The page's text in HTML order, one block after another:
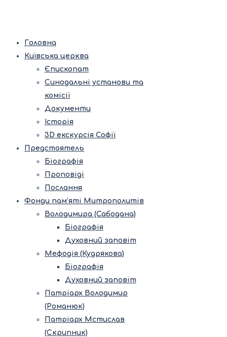
Головна
Київська церква
Єпископат
Синодальні установи та
комісії
Документи
Історія
3D екскурсія Софії
Предстоятель
Біографія
Проповіді
Послання
Фонди пам’яті Митрополитів
Володимира (Сабодана)
Біографія
Духовний заповіт
Мефодія (Кудрякова)
Біографія
Духовний заповіт
Патріарх Володимир
(Романюк)
Патріарх Мстислав
(Скрипник)